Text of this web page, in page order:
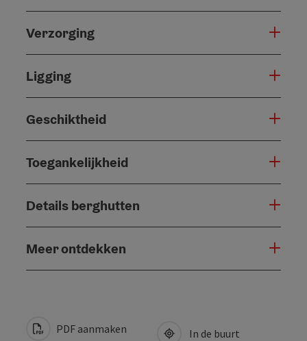
Verzorging
Ligging
Geschiktheid
Toegankelijkheid
Details berghutten
Meer ontdekken
PDF aanmaken In de buurt